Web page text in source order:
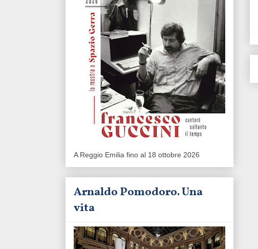
A Reggio Emilia fino al 18 ottobre 2026
Arnaldo Pomodoro. Una
vita